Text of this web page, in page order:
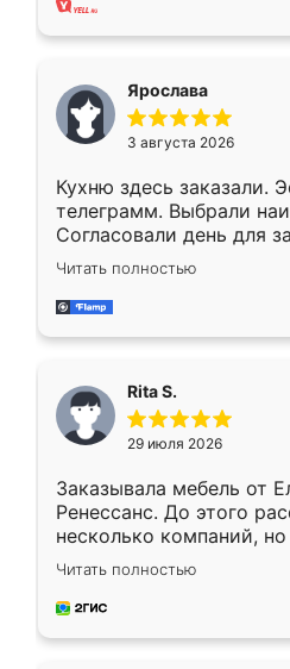
Ярослава
3 августа 2026
Кухню здесь заказали.
телеграмм. Выбрали
Согласовали день для
недели кухня была уже
довольны работой.
мебель за качественную
Читать полностью
Rita S.
29 июля 2026
Заказывала мебель от
Ренессанс. До этого
несколько компаний,
эту. Сначала
приехал замерщик, всё
и снял размеры.
Читать полностью